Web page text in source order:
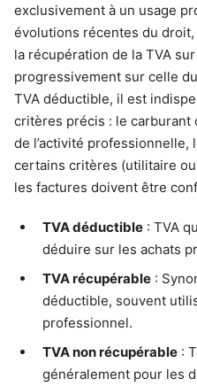
exclusivement à un usage
évolutions récentes du
la récupération de la TVA sur
progressivement sur celle
TVA déductible, il est
critères précis : le carburant
de l’activité
certains critères (utilitaire
les factures doivent être
TVA déductible : TVA
déduire sur les achats
TVA récupérable :
déductible, souvent
professionnel.
TVA non récupérable :
généralement pour les